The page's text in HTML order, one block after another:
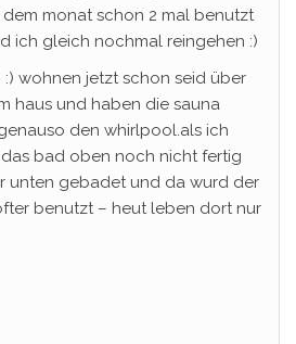
dem monat schon 2 mal benutzt
ich gleich nochmal reingehen :)
:) wohnen jetzt schon seid über
haus und haben die sauna
den whirlpool.als ich
bad oben noch nicht fertig
unten gebadet und da wurd der
benutzt – heut leben dort nur